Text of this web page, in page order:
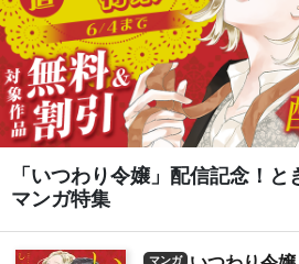
「いつわり令嬢」配信記念！
マンガ特集
マンガ